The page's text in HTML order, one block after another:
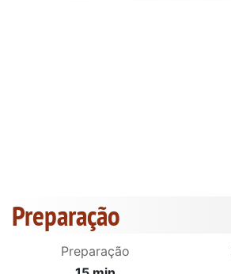
Preparação
Preparação